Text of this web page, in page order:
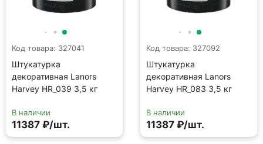
Код товара: 327041
Штукатурка
декоративная Lanors
Harvey HR_039 3,5 кг
В наличии
11387 ₽/шт.
Код товара: 327092
Штукатурка
декоративная Lanors
Harvey HR_083 3,5 кг
В наличии
11387 ₽/шт.